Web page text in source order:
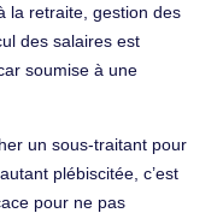
la retraite, gestion des
des salaires est
soumise à une
un sous-traitant pour
plébiscitée, c’est
pour ne pas